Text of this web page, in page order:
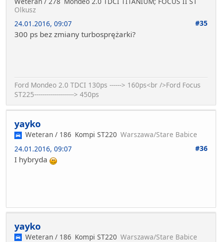
Olkusz
24.01.2016, 09:07
#35
300 ps bez zmiany turbosprężarki?
Ford Mondeo 2.0 TDCI 130ps ------> 160ps<br />Ford Focus
ST225--------------------> 450ps
yayko
Weteran / 186 Kompi ST220 Warszawa/Stare Babice
24.01.2016, 09:07
#36
I hybryda
yayko
Weteran / 186 Kompi ST220 Warszawa/Stare Babice